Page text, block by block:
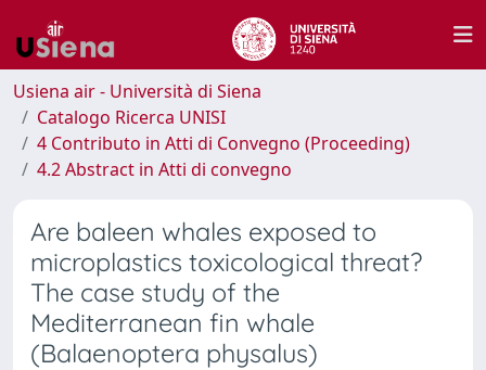
Usiena air - Università di Siena
Catalogo Ricerca UNISI
4 Contributo in Atti di Convegno (Proceeding)
4.2 Abstract in Atti di convegno
Are baleen whales exposed to
microplastics toxicological threat?
The case study of the
Mediterranean fin whale
(Balaenoptera physalus)